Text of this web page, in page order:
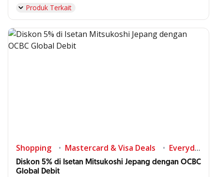
Produk Terkait
Shopping Mastercard & Visa Deals Everyday's deals
Diskon 5% di Isetan Mitsukoshi Jepang dengan OCBC
Global Debit